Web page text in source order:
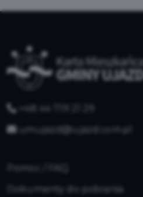
+48 44 719 21 29
umujazd@ujazd.com.pl
Dokumenty do pobrania